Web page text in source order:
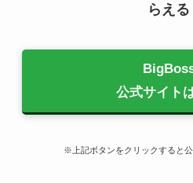
らえる
公式サイト
※上記ボタンをクリックすると公